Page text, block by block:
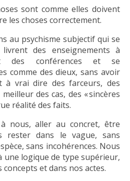
sont comme elles doivent
les choses correctement.
au psychisme subjectif qui se
des enseignements à
des conférences et se
comme des dieux, sans avoir
à vrai dire des farceurs, des
des cas, des « sincères
réalité des faits.
nous, aller au concret, être
rester dans le vague, sans
sans incohérences. Nous
une logique de type supérieur,
et dans nos actes.